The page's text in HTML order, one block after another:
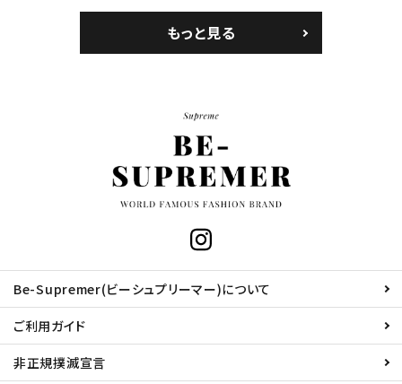
もっと見る
Be-Supremer(ビーシュプリーマー)について
ご利用ガイド
非正規撲滅宣言